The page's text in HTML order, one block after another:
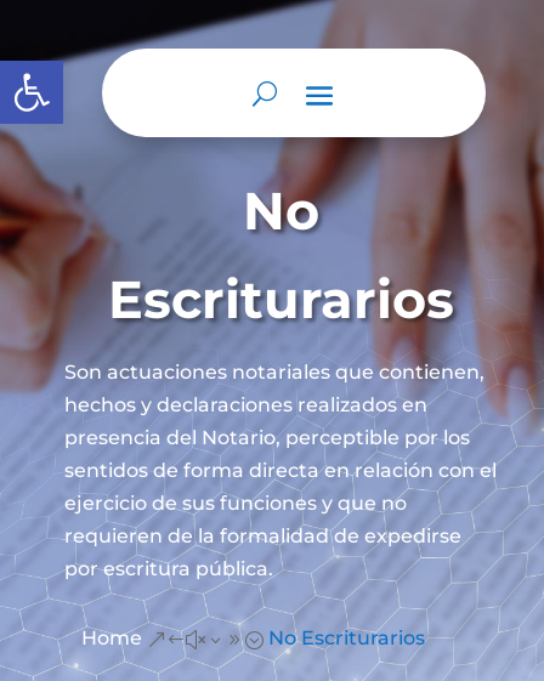
Abrir barra de herramientas
No
Escriturarios
Son actuaciones notariales que contienen,
hechos y declaraciones realizados en
presencia del Notario, perceptible por los
sentidos de forma directa en relación con el
ejercicio de sus funciones y que no
requieren de la formalidad de expedirse
por escritura pública.
Home &#x39; No Escriturarios